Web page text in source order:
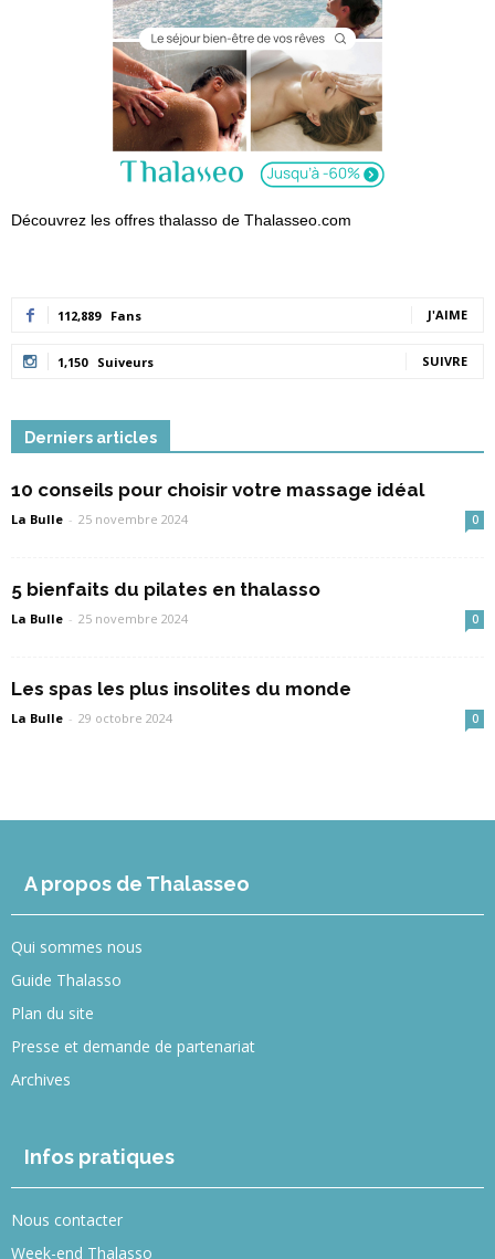
Découvrez les offres thalasso de Thalasseo.com
112,889 Fans J'AIME
1,150 Suiveurs SUIVRE
Derniers articles
10 conseils pour choisir votre massage idéal
La Bulle - 25 novembre 2024 0
5 bienfaits du pilates en thalasso
La Bulle - 25 novembre 2024 0
Les spas les plus insolites du monde
La Bulle - 29 octobre 2024 0
A propos de Thalasseo
Qui sommes nous
Guide Thalasso
Plan du site
Presse et demande de partenariat
Archives
Infos pratiques
Nous contacter
Week-end Thalasso